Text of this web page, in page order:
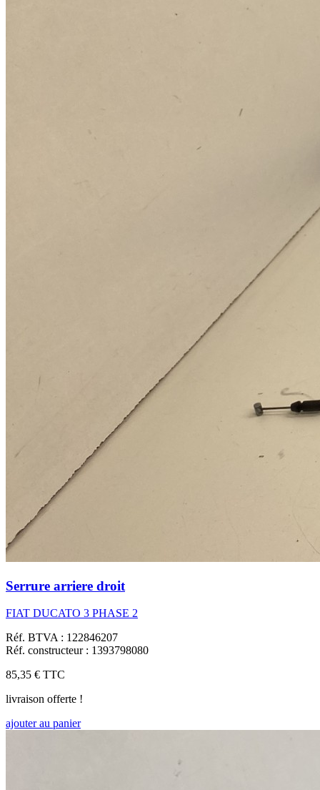
Serrure arriere droit
FIAT DUCATO 3 PHASE 2
Réf. BTVA : 122846207
Réf. constructeur : 1393798080
85,35 € TTC
livraison offerte !
ajouter au panier